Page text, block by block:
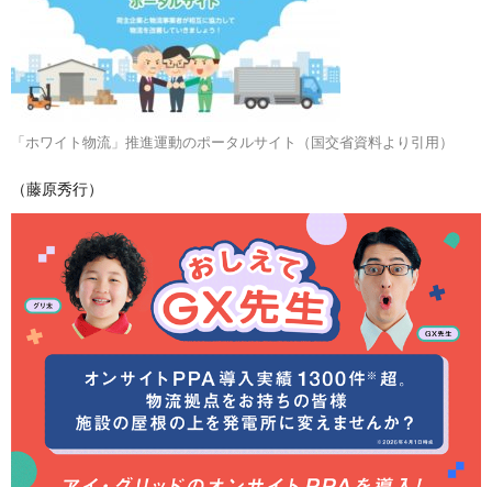
「ホワイト物流」推進運動のポータルサイト（国交省資料より引用）
（藤原秀行）